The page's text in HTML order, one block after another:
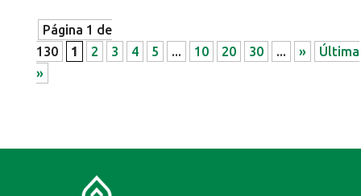
Página 1 de
130
1 2 3 4 5 ... 10 20 30 ... »
Última
»